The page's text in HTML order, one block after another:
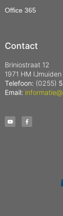
Office 365
Contact
Briniostraat 12
1971 HM IJmuiden
Telefoon: (0255)
Email: